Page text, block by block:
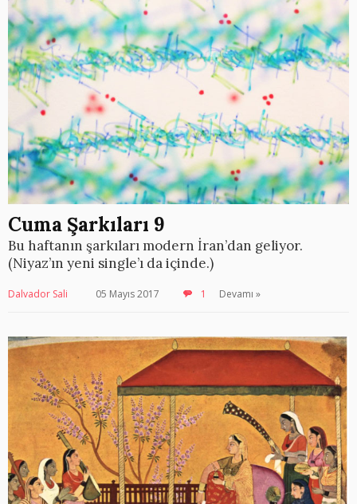
Cuma Şarkıları 9
Bu haftanın şarkıları modern İran’dan geliyor.
(Niyaz’ın yeni single’ı da içinde.)
Dalvador Sali 05 Mayıs 2017 1 Devamı »